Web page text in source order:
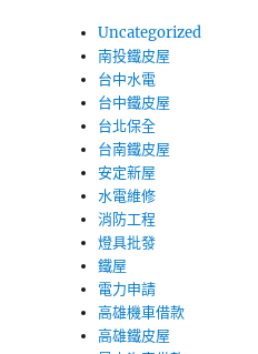
Uncategorized
南投鐵皮屋
台中水電
台中鐵皮屋
台北保全
台南鐵皮屋
安定新屋
水電維修
消防工程
燈具批發
鐵屋
電力申請
高雄機車借款
高雄鐵皮屋